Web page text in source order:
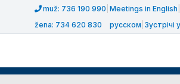
muž: 736 190 990
žena: 734 620 830
Meetings in English
русском Зустрічі